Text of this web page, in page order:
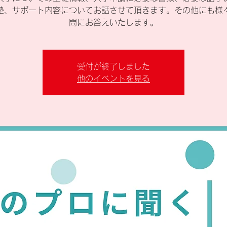
、サポート内容についてお話させて頂きます。その他にも様
問にお答えいたします。
受付が終了しました
他のイベントを見る